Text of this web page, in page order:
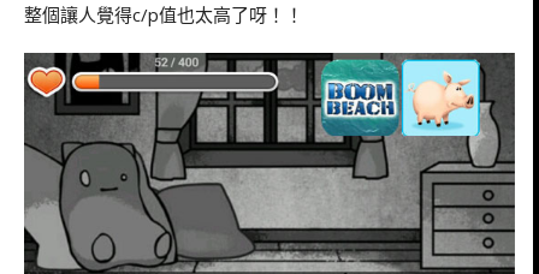
整個讓人覺得c/p值也太高了呀！！